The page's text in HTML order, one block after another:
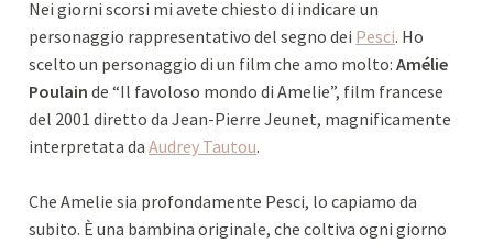
Nei giorni scorsi mi avete chiesto di indicare un
personaggio rappresentativo del segno dei Pesci. Ho
scelto un personaggio di un film che amo molto:Amélie
Poulain de “Il favoloso mondo di Amelie”, film francese
del 2001 diretto da Jean-Pierre Jeunet, magnificamente
interpretata daAudrey Tautou.
Che Amelie sia profondamente Pesci, lo capiamo da
subito. È una bambina originale, che coltiva ogni giorno